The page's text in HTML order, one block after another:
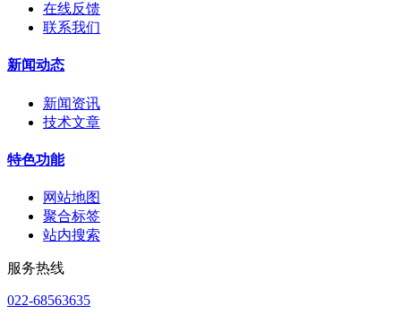
在线反馈
联系我们
新闻动态
新闻资讯
技术文章
特色功能
网站地图
聚合标签
站内搜索
服务热线
022-68563635